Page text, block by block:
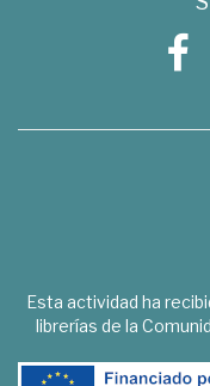
Esta actividad ha
librerías de la